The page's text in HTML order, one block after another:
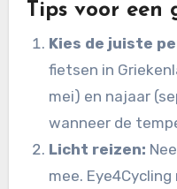
Tips voor een
Kies de juiste
fietsen in
mei) en najaar
wanneer de
Licht reizen:
mee.